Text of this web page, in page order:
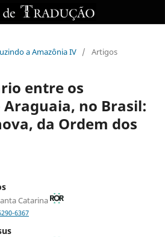
a Amazônia IV / Artigos
entre os
Araguaia, no Brasil:
da Ordem dos
Catarina
6367